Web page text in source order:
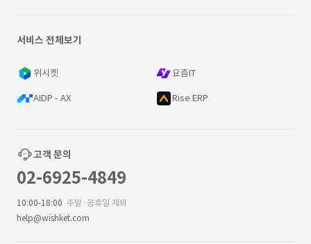
서비스 전체보기
위시켓 요즘IT
AIDP - AX Rise ERP
고객 문의
02-6925-4849
10:00-18:00 주말·공휴일 제외
help@wishket.com